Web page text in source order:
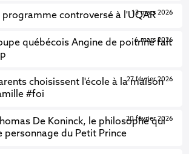
programme controversé à l'UQAR
13 mars 2026
québécois Angine de poitrine fait
6 mars 2026
choisissent l'école à la maison
#foi
27 février 2026
De Koninck, le philosophe qui
personnage du Petit Prince
20 février 2026